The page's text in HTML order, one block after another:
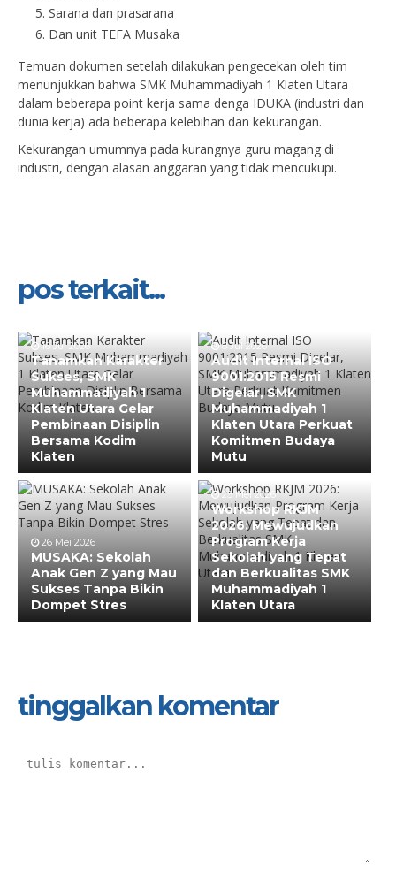
Sarana dan prasarana
Dan unit TEFA Musaka
Temuan dokumen setelah dilakukan pengecekan oleh tim
menunjukkan bahwa SMK Muhammadiyah 1 Klaten Utara
dalam beberapa point kerja sama denga IDUKA (industri dan
dunia kerja) ada beberapa kelebihan dan kekurangan.
Kekurangan umumnya pada kurangnya guru magang di
industri, dengan alasan anggaran yang tidak mencukupi.
pos terkait...
16 Jul 2026
Tanamkan Karakter
Sukses, SMK
Muhammadiyah 1
Klaten Utara Gelar
Pembinaan Disiplin
Bersama Kodim
Klaten
8 Jul 2026
Audit Internal ISO
9001:2015 Resmi
Digelar, SMK
Muhammadiyah 1
Klaten Utara Perkuat
Komitmen Budaya
Mutu
26 Mei 2026
MUSAKA: Sekolah
Anak Gen Z yang Mau
Sukses Tanpa Bikin
Dompet Stres
25 Mei 2026
Workshop RKJM
2026: Mewujudkan
Program Kerja
Sekolah yang Tepat
dan Berkualitas SMK
Muhammadiyah 1
Klaten Utara
tinggalkan komentar